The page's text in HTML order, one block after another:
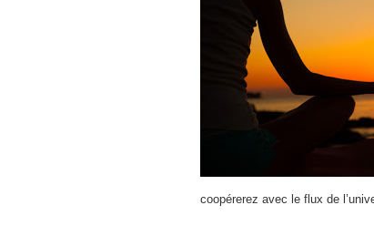
coopérerez avec le flux de